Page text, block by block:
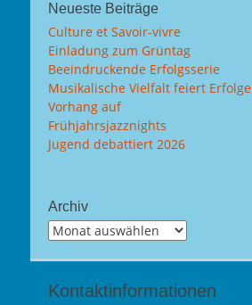
Neueste Beiträge
Culture et Savoir-vivre
Einladung zum Grüntag
Beeindruckende Erfolgsserie
Musikalische Vielfalt feiert Erfolge
Vorhang auf
Frühjahrsjazznights
Jugend debattiert 2026
Archiv
Archiv
Kontaktinformationen